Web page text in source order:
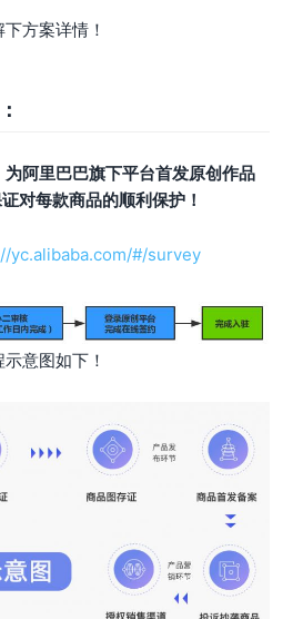
方案详情！
：
阿里巴巴旗下平台首发原创作品
对每款商品的顺利保护！
yc.alibaba.com/#/survey
意图如下！